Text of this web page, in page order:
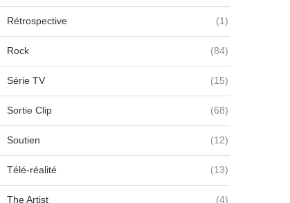
Rétrospective (1)
Rock (84)
Série TV (15)
Sortie Clip (68)
Soutien (12)
Télé-réalité (13)
The Artist (4)